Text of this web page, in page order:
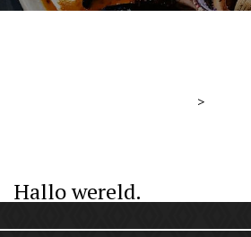
WIE ZIJN WIJ
CONTACT
0314-210004
>
Hallo wereld.